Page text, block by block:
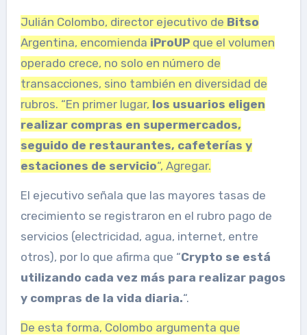
Julián Colombo, director ejecutivo de Bitso
Argentina, encomienda iProUPque el volumen
operado crece, no solo en número de
transacciones, sino también en diversidad de
rubros. “En primer lugar, los usuarios eligen
realizar compras en supermercados,
seguido de restaurantes, cafeterías y
estaciones de servicio“, Agregar.
El ejecutivo señala que las mayores tasas de
crecimiento se registraron en el rubro pago de
servicios (electricidad, agua, internet, entre
otros), por lo que afirma que “Crypto se está
utilizando cada vez más para realizar pagos
y compras de la vida diaria.“.
De esta forma, Colombo argumenta que